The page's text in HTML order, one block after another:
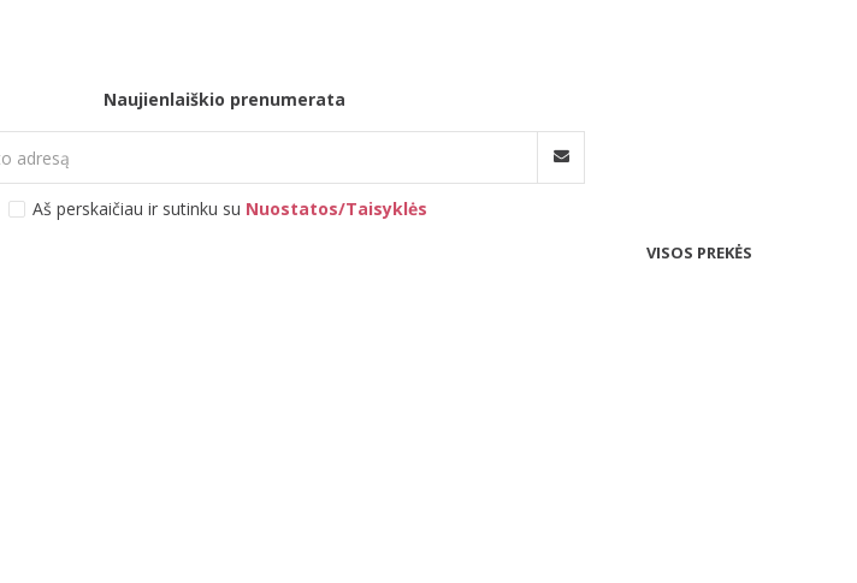
Naujienlaiškio prenumerata
Aš perskaičiau ir sutinku su Nuostatos/Taisyklės
VISOS PREKĖS